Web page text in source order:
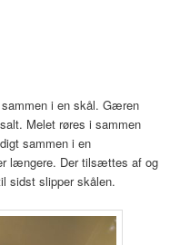
i en skål. Gæren
Melet røres i sammen
sammen i en
længere. Der tilsættes af og
sidst slipper skålen.